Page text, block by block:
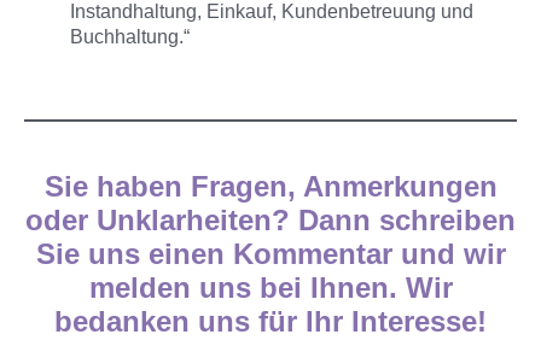
Instandhaltung, Einkauf, Kundenbetreuung und
Buchhaltung.“
Sie haben Fragen, Anmerkungen
oder Unklarheiten? Dann schreiben
Sie uns einen Kommentar und wir
melden uns bei Ihnen. Wir
bedanken uns für Ihr Interesse!